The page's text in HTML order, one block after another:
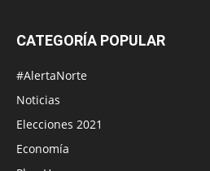
CATEGORÍA POPULAR
#AlertaNorte
Noticias
Elecciones 2021
Economía